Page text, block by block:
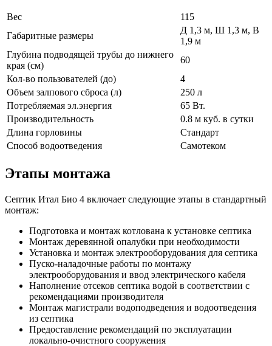
Вес
115
Габаритные размеры
Д 1,3 м, Ш 1,3 м, В
1,9 м
Глубина подводящей трубы до нижнего
края (см)
60
Кол-во пользователей (до)
4
Объем залпового сброса (л)
250 л
Потребляемая эл.энергия
65 Вт.
Производительность
0.8 м куб. в сутки
Длина горловины
Стандарт
Способ водоотведения
Самотеком
Этапы монтажа
Септик Итал Био 4 включает следующие этапы в стандартный
монтаж:
Подготовка и монтаж котлована к установке септика
Монтаж деревянной опалубки при необходимости
Установка и монтаж электрооборудования для септика
Пуско-наладочные работы по монтажу
электрооборудования и ввод электрического кабеля
Наполнение отсеков септика водой в соответствии с
рекомендациями производителя
Монтаж магистрали водоподведения и водоотведения
из септика
Предоставление рекомендаций по эксплуатации
локально-очистного сооружения